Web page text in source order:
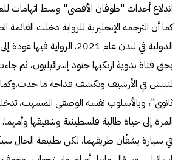
اندلاع أحداث "طوفان الأقصى" وسط اتهامات
كما أن الترجمة الإنجليزية للرواية دخلت القائمة
الدولية في لندن عام 2021.
بحق فتاة بدوية ارتكبها جنود إسرائيليون، ثم
لتنبش في الأرشيف وتكشف فداحة ما حدث.وكما
ثانوي"، وبالأسلوب نفسه الوصفي المسهب،
المرة إلى حياة طالبة فلسطينية وشقيقها وأمهما.
في سيارة يشقّان طريقهما، لكن بطبيعة الحال